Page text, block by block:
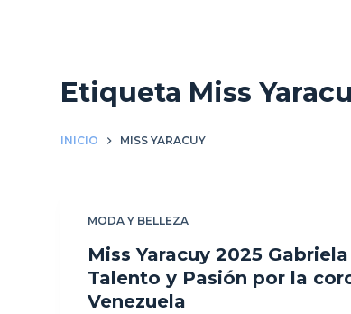
Etiqueta Miss
INICIO MISS YARACUY
MODA Y BELLEZA
Miss Yaracuy 2025
Talento y Pasión por la
Venezuela